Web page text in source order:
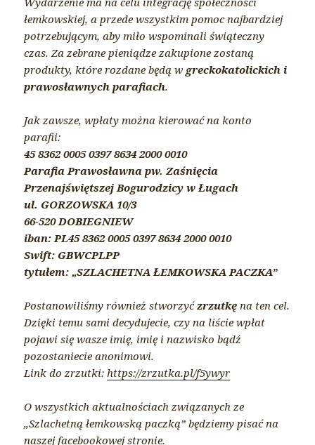
łemkowskiej, a przede wszystkim pomoc najbardziej
potrzebującym, aby miło wspominali świąteczny
czas. Za zebrane pieniądze zakupione zostaną
produkty, które rozdane będą wgreckokatolickich i
prawosławnych parafiach.
Jak zawsze, wpłaty można kierować na konto
parafii:
45 8362 0005 0397 8634 2000 0010
Parafia Prawosławna pw. Zaśnięcia
Przenajświętszej Bogurodzicy w Ługach
ul. GORZOWSKA 10/3
66-520 DOBIEGNIEW
iban: PL45 8362 0005 0397 8634 2000 0010
Swift: GBWCPLPP
tytułem: „SZLACHETNA ŁEMKOWSKA PACZKA”
Postanowiliśmy również stworzyćzrzutkę na ten cel.
Dzięki temu sami decydujecie, czy na liście wpłat
pojawi się wasze imię, imię i nazwisko bądź
pozostaniecie anonimowi.
Link do zrzutki:https://zrzutka.pl/f5ywyr
O wszystkich aktualnościach związanych ze
„Szlachetną łemkowską paczką” będziemy pisać na
naszej facebookowej stronie.